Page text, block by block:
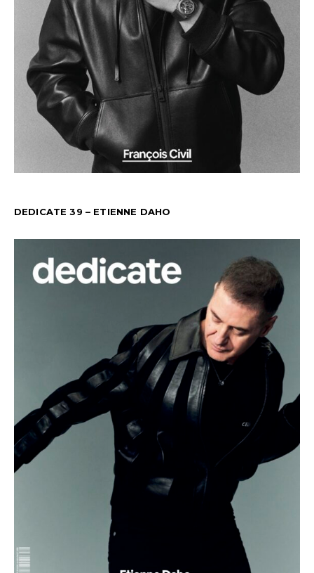
DEDICATE 39 – ETIENNE DAHO